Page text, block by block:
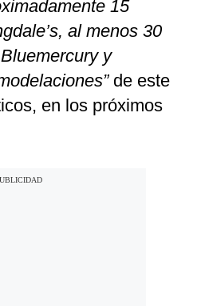
15
al menos 30
y
de este
en los próximos